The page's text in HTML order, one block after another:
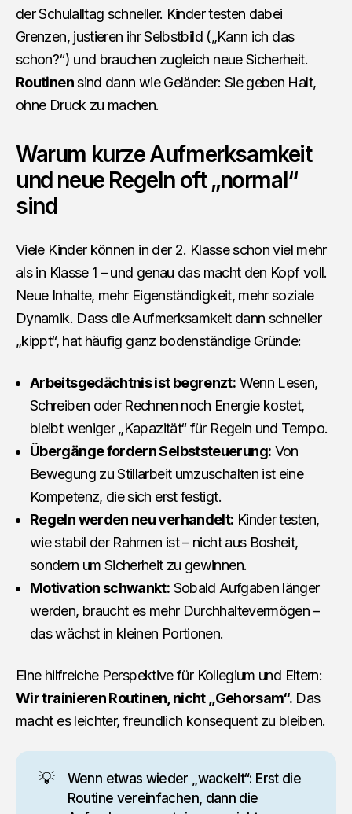
der Schulalltag schneller. Kinder testen dabei
Grenzen, justieren ihr Selbstbild („Kann ich das
schon?“) und brauchen zugleich neue Sicherheit.
Routinensind dann wie Geländer: Sie geben Halt,
ohne Druck zu machen.
Warum kurze Aufmerksamkeit
und neue Regeln oft „normal“
sind
Viele Kinder können in der 2. Klasse schon viel mehr
als in Klasse 1 – und genau das macht den Kopf voll.
Neue Inhalte, mehr Eigenständigkeit, mehr soziale
Dynamik. Dass die Aufmerksamkeit dann schneller
„kippt“, hat häufig ganz bodenständige Gründe:
Arbeitsgedächtnis ist begrenzt: Wenn Lesen,
Schreiben oder Rechnen noch Energie kostet,
bleibt weniger „Kapazität“ für Regeln und Tempo.
Übergänge fordern Selbststeuerung: Von
Bewegung zu Stillarbeit umzuschalten ist eine
Kompetenz, die sich erst festigt.
Regeln werden neu verhandelt: Kinder testen,
wie stabil der Rahmen ist – nicht aus Bosheit,
sondern um Sicherheit zu gewinnen.
Motivation schwankt: Sobald Aufgaben länger
werden, braucht es mehr Durchhaltevermögen –
das wächst in kleinen Portionen.
Eine hilfreiche Perspektive für Kollegium und Eltern:
Wir trainieren Routinen, nicht „Gehorsam“. Das
macht es leichter, freundlich konsequent zu bleiben.
💡
Wenn etwas wieder „wackelt“: Erst die
Routine vereinfachen, dann die